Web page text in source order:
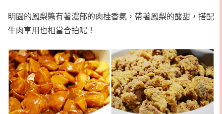
明園的鳳梨醬有著濃郁的肉桂香氣，帶著鳳梨的酸甜，搭配
牛肉享用也相當合拍呢！